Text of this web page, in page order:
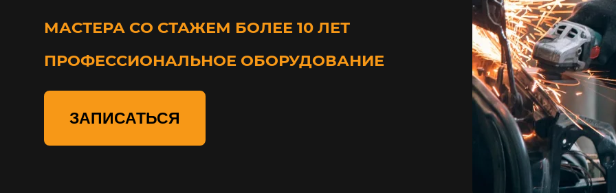
МАСТЕРА СО СТАЖЕМ БОЛЕЕ 10 ЛЕТ
ПРОФЕССИОНАЛЬНОЕ ОБОРУДОВАНИЕ
ЗАПИСАТЬСЯ